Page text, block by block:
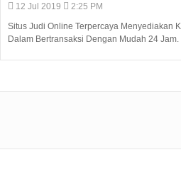
12 Jul 2019
2:12 PM
Judi Deposit Ovo semakin booming di
dengan minimal deposit 10.000